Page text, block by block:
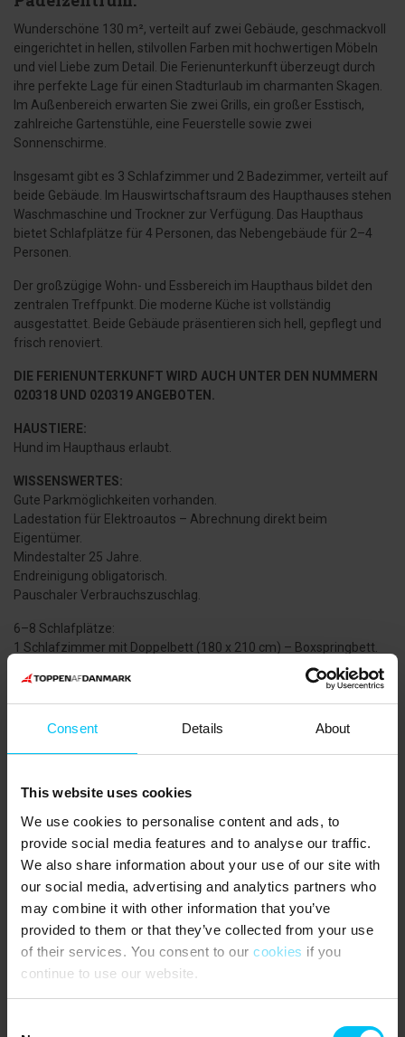
Consent Details About
This website uses cookies
We use cookies to personalise content and ads, to
provide social media features and to analyse our traffic.
We also share information about your use of our site with
our social media, advertising and analytics partners who
may combine it with other information that you’ve
provided to them or that they’ve collected from your use
of their services. You consent to our cookies if you
continue to use our website.
Wunderschöne 130 m², verteilt auf zwei Gebäude, geschmackvoll
eingerichtet in hellen, stilvollen Farben mit hochwertigen Möbeln
und viel Liebe zum Detail. Die Ferienunterkunft überzeugt durch
ihre perfekte Lage für einen Stadturlaub im charmanten Skagen.
Im Außenbereich erwarten Sie zwei Grills, ein großer Esstisch,
zahlreiche Gartenstühle, eine Feuerstelle sowie zwei
Sonnenschirme.
Insgesamt gibt es 3 Schlafzimmer und 2 Badezimmer, verteilt auf
beide Gebäude. Im Hauswirtschaftsraum des Haupthauses stehen
Waschmaschine und Trockner zur Verfügung. Das Haupthaus
bietet Schlafplätze für 4 Personen, das Nebengebäude für 2–4
Personen.
Der großzügige Wohn- und Essbereich im Haupthaus bildet den
zentralen Treffpunkt. Die moderne Küche ist vollständig
ausgestattet. Beide Gebäude präsentieren sich hell, gepflegt und
frisch renoviert.
DIE FERIENUNTERKUNFT WIRD AUCH UNTER DEN NUMMERN
020318 UND 020319 ANGEBOTEN.
HAUSTIERE:
Hund im Haupthaus erlaubt.
WISSENSWERTES:
Gute Parkmöglichkeiten vorhanden.
Ladestation für Elektroautos – Abrechnung direkt beim
Eigentümer.
Mindestalter 25 Jahre.
Endreinigung obligatorisch.
Pauschaler Verbrauchszuschlag.
6–8 Schlafplätze:
1 Schlafzimmer mit Doppelbett (180 x 210 cm) – Boxspringbett.
Gästehaus: 1 Doppelbett (180 x 200 cm).
Schlafboden mit 2 Matratzen (je 90 x 200 cm).
Kaffeemaschine und Kapselmaschine.
Feuerstelle.
Sonnenschirm.
Schnelles Internet.
EINKAUFSMÖGLICHKEITEN:
Rema – 400 m.
Meny – 850 m.
ÖFFENTLICHE VERKEHRSMITTEL:
Bahnhaltestelle Frederikshavnsvej – 650 m.
UMGEBUNG:
aufeinandertreffen, oder die Wanderdüne Råbjerg Mile. Diese